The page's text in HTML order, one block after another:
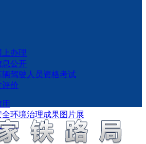
办理
公开
驾驶人员资格考试
评价
环境治理成果图片展
月